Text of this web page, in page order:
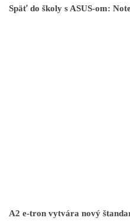
Späť do školy s ASUS-om:
A2 e-tron vytvára nový